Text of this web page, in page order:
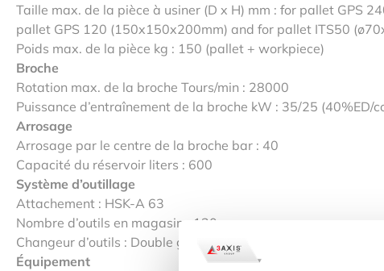
Taille max. de la pièce à usiner (D x H) mm : for pallet GPS
pallet GPS 120 (150x150x200mm) and for pallet ITS50
Poids max. de la pièce kg : 150 (pallet + workpiece)
Broche
Rotation max. de la broche Tours/min : 28000
Puissance d’entraînement de la broche kW : 35/25 (40%ED/
Arrosage
Arrosage par le centre de la broche bar : 40
Capacité du réservoir liters : 600
Système d’outillage
Attachement : HSK-A 63
Nombre d’outils en magasin : 120
Changeur d’outils : Double gripper
Équipement